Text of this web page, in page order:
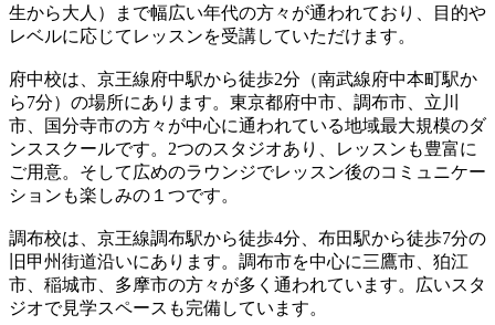
生から大人）まで幅広い年代の方々が通われており、目的や
レベルに応じてレッスンを受講していただけます。
府中校は、京王線府中駅から徒歩2分（南武線府中本町駅か
ら7分）の場所にあります。東京都府中市、調布市、立川
市、国分寺市の方々が中心に通われている地域最大規模のダ
ンススクールです。2つのスタジオあり、レッスンも豊富に
ご用意。そして広めのラウンジでレッスン後のコミュニケー
ションも楽しみの１つです。
調布校は、京王線調布駅から徒歩4分、布田駅から徒歩7分の
旧甲州街道沿いにあります。調布市を中心に三鷹市、狛江
市、稲城市、多摩市の方々が多く通われています。広いスタ
ジオで見学スペースも完備しています。